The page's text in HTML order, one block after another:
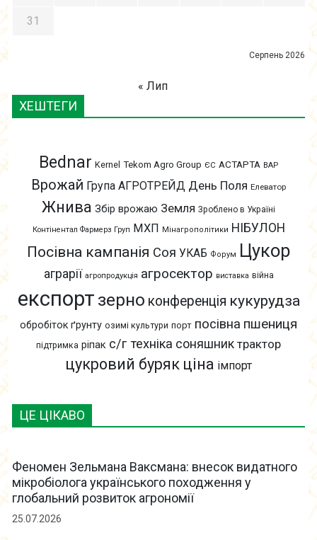
ЦЕ ЦІКАВО
Феномен Зельмана Ваксмана: внесок видатного
мікробіолога українського походження у
глобальний розвиток агрономії
25.07.2026
Серпень 2026
31
« Лип
ХЕШТЕГИ
Bednar Kernel Tekom Agro Group ЄС АСТАРТА ВАР
Врожай Група АГРОТРЕЙД День Поля Елеватор
Жнива Збір врожаю Земля Зроблено в Україні
Контінентал Фармерз Груп МХП Мінагрополітики НІБУЛОН
Посівна кампанія Соя УКАБ Форум Цукор
аграрії агропродукція агросектор виставка війна
експорт зерно конференція кукурудза
обробіток ґрунту озимі культури порт посівна пшениця
підтримка ріпак с/г техніка соняшник трактор
цукровий буряк ціна імпорт